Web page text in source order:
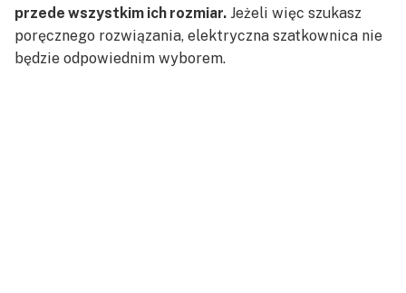
przede wszystkim ich rozmiar. Jeżeli więc szukasz
poręcznego rozwiązania, elektryczna szatkownica nie
będzie odpowiednim wyborem.